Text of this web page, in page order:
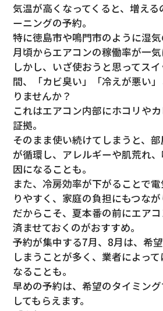
気温が高くなってくると、増える
ーニングの予約。
特に徳島市や鳴門市のように湿
月頃からエアコンの稼働率が一気
しかし、いざ使おうと思ってス
間、「カビ臭い」「冷えが悪い
りませんか？
これはエアコン内部にホコリや
証拠。
そのまま使い続けてしまうと、
が循環し、アレルギーや肌荒れ
因になることも。
また、冷房効率が下がることで
りやすく、家庭の負担にもつなが
だからこそ、夏本番の前にエア
済ませておくのがおすすめ。
予約が集中する7月、8月は、希
しまうことが多く、業者によっ
なることも。
早めの予約は、希望のタイミン
してもらえます。